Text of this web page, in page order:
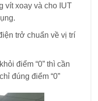
vít xoay và cho IUT
trở chuẩn về vị trí
điểm “0” thì cần
đúng điểm “0”